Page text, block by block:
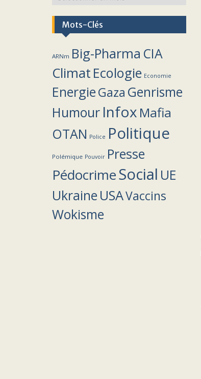
Mots-Clés
ARNm Big-Pharma CIA
Climat Ecologie Economie
EnergieGaza Genrisme
Humour Infox Mafia
OTAN Police Politique
Polémique Pouvoir Presse
PédocrimeSocial UE
Ukraine USAVaccins
Wokisme